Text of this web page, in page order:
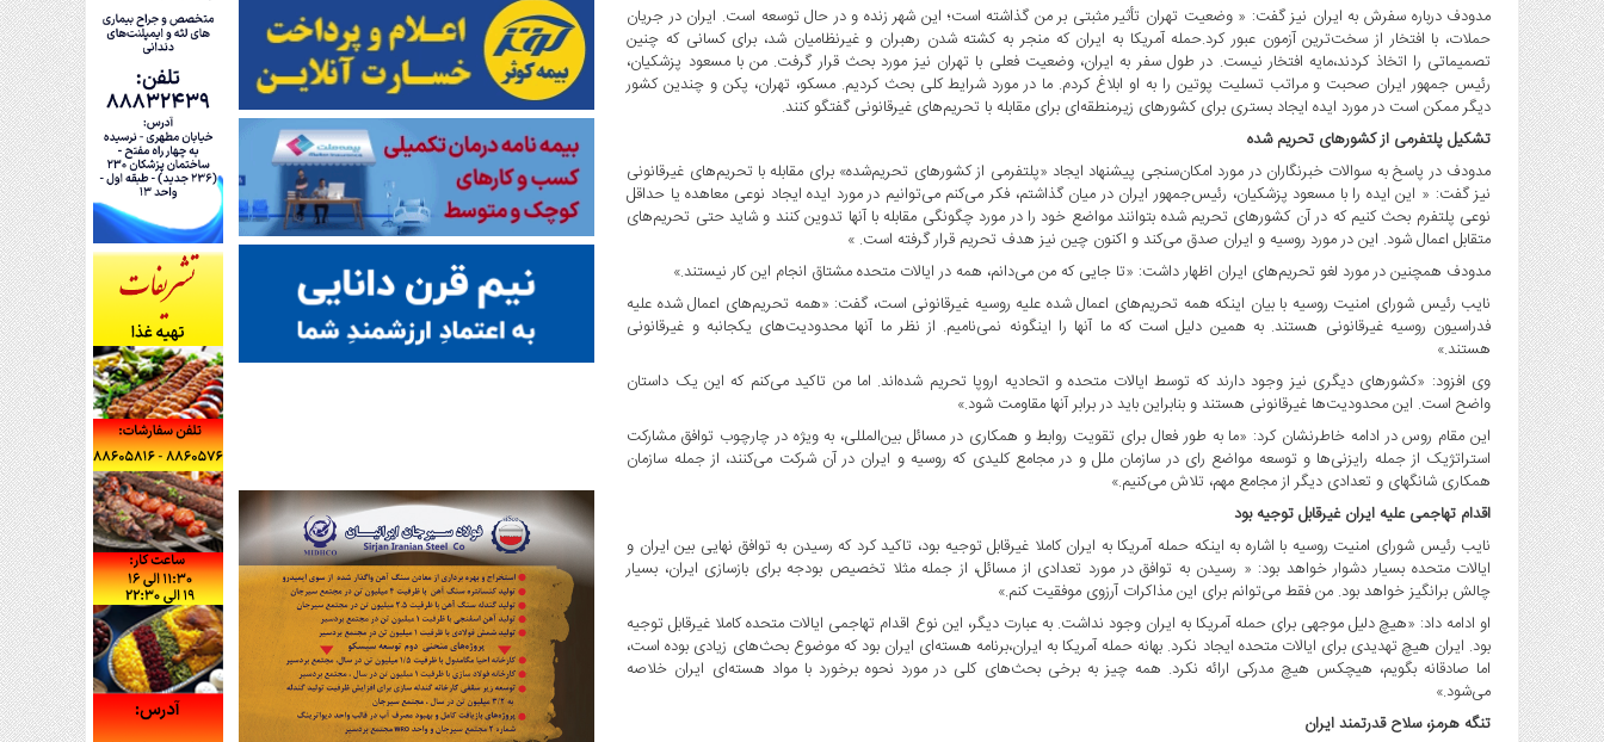
و
بین
الملل
نگاه
روز
گوناگون
مدودف درباره سفرش به ایران نیز گفت: « وضعیت تهران تأثیر مثبتی بر من گذاشته است؛ این شهر زنده و در حال توسعه است. ایران در جریان
حملات، با افتخار از سخت‌ترین آزمون عبور کرد.حمله آمریکا به ایران که منجر به کشته شدن رهبران و غیرنظامیان شد، برای کسانی که چنین
تصمیماتی را اتخاذ کردند،مایه افتخار نیست. در طول سفر به ایران، وضعیت فعلی با تهران نیز مورد بحث قرار گرفت. من با مسعود پزشکیان،
رئیس جمهور ایران صحبت و مراتب تسلیت پوتین را به او ابلاغ کردم. ما در مورد شرایط کلی بحث کردیم. مسکو، تهران، پکن و چندین کشور
دیگر ممکن است در مورد ایده ایجاد بستری برای کشورهای زیرمنطقه‌ای برای مقابله با تحریم‌های غیرقانونی گفتگو کنند.
تشکیل پلتفرمی از کشورهای تحریم شده
مدودف در پاسخ به سوالات خبرنگاران در مورد امکان‌سنجی پیشنهاد ایجاد «پلتفرمی از کشورهای تحریم‌شده» برای مقابله با تحریم‌های غیرقانونی
نیز گفت: « این ایده را با مسعود پزشکیان، رئیس‌جمهور ایران در میان گذاشتم، فکر می‌کنم می‌توانیم در مورد ایده ایجاد نوعی معاهده یا حداقل
نوعی پلتفرم بحث کنیم که در آن کشورهای تحریم‌ شده بتوانند مواضع خود را در مورد چگونگی مقابله با آنها تدوین کنند و شاید حتی تحریم‌های
متقابل اعمال شود. این در مورد روسیه و ایران صدق می‌کند و اکنون چین نیز هدف تحریم قرار گرفته است. »
مدودف همچنین در مورد لغو تحریم‌های ایران اظهار داشت: «تا جایی که من می‌دانم، همه در ایالات متحده مشتاق انجام این کار نیستند.»
نایب رئیس شورای امنیت روسیه با بیان اینکه همه تحریم‌های اعمال شده علیه روسیه غیرقانونی است، گفت: «همه تحریم‌های اعمال شده علیه
فدراسیون روسیه غیرقانونی هستند. به همین دلیل است که ما آنها را اینگونه نمی‌نامیم. از نظر ما آنها محدودیت‌های یکجانبه و غیرقانونی
هستند.»
وی افزود: «کشورهای دیگری نیز وجود دارند که توسط ایالات متحده و اتحادیه اروپا تحریم شده‌اند. اما من تاکید می‌کنم که این یک داستان
واضح است. این محدودیت‌ها غیرقانونی هستند و بنابراین باید در برابر آنها مقاومت شود.»
این مقام روس در ادامه خاطرنشان کرد: «ما به طور فعال برای تقویت روابط و همکاری در مسائل بین‌المللی، به ویژه در چارچوب توافق مشارکت
استراتژیک از جمله رایزنی‌ها و توسعه مواضع رای در سازمان ملل و در مجامع کلیدی که روسیه و ایران در آن شرکت می‌کنند، از جمله سازمان
همکاری شانگهای و تعدادی دیگر از مجامع مهم، تلاش می‌کنیم.»
اقدام تهاجمی علیه ایران غیرقابل توجیه بود
نایب رئیس شورای امنیت روسیه با اشاره به اینکه حمله آمریکا به ایران کاملا غیرقابل توجیه بود، تاکید کرد که رسیدن به توافق نهایی بین ایران و
ایالات متحده بسیار دشوار خواهد بود: « رسیدن به توافق در مورد تعدادی از مسائل، از جمله مثلا تخصیص بودجه برای بازسازی ایران، بسیار
چالش برانگیز خواهد بود. من فقط می‌توانم برای این مذاکرات آرزوی موفقیت کنم.»
او ادامه داد: «هیچ دلیل موجهی برای حمله آمریکا به ایران وجود نداشت. به عبارت دیگر، این نوع اقدام تهاجمی ایالات متحده کاملا غیرقابل توجیه
بود. ایران هیچ تهدیدی برای ایالات متحده ایجاد نکرد. بهانه حمله آمریکا به ایران،برنامه هسته‌ای ایران بود که موضوع بحث‌های زیادی بوده است،
اما صادقانه بگویم، هیچکس هیچ مدرکی ارائه نکرد. همه چیز به برخی بحث‌های کلی در مورد نحوه برخورد با مواد هسته‌ای ایران خلاصه
می‌شود.»
تنگه هرمز، سلاح قدرتمند ایران